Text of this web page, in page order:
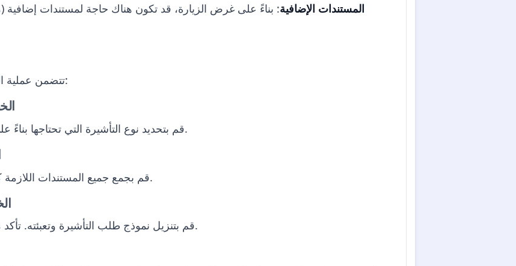
المستندات الإضافية: بناءً على غرض الزيارة، قد تكون هناك حاجة لمستندات
تتضمن عملية الحصول على تأشيرة هولندا عدة خطوات:
الخطوة 1:
قم بتحديد نوع التأشيرة التي تحتاجها بناءً على غرض زيارتك (إقامة قصيرة أو طويلة).
قم بجمع جميع المستندات اللازمة كما هو موضح في قسم المتطلبات الفنية.
الخطوة
قم بتنزيل نموذج طلب التأشيرة وتعبئته. تأكد من أن جميع المعلومات الدقيقة والكاملة.